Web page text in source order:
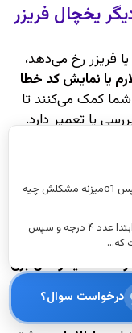
یخچال فریزر
فریزر رخ می‌دهد،
یا نمایش کد خطا
کمک می‌کنند تا
یا تعمیر دارد.
هر کد، مطالعه
تشخیص علت و رفع
به دلیل‌هایی
حد دما یا نوسان برق
دیگری این موارد
درخواست سوال؟
اگر روی نمایشگر یخچال ابتدا عدد ۴ درجه و سپس